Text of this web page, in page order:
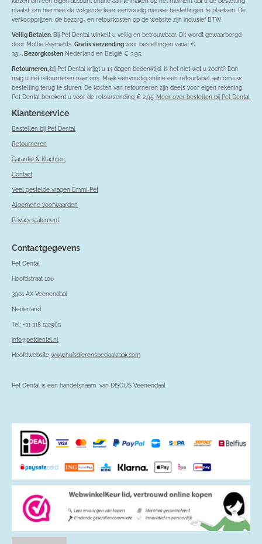
plaatst, om hiermee de volgende keer eenvoudig nieuwe bestellingen te plaatsen. De
verkoopprijzen, de bezorg- en retourkosten op de website zijn inclusief BTW.
Veilig Betalen. Bij Pet Dental winkelt u veilig en betrouwbaar. Dit wordt gewaarborgd
door Mollie Payments. Gratis verzendingvoor bestellingen vanaf €
39,-. Bezorgkosten Nederland en België € 3,95.
Retourneren, bij Pet Dental krijgt u 14 dagen bedenktijd. Is het niet wat u zocht? Dan
mag u het retourneren naar ons. Maak eenvoudig online een retourlabel aan om uw
bestelling terug te sturen. De kosten van retourneren zijn deels voor eigen rekening,
Pet Dental berekent u voor de retourzending € 2,95. Meer over bestellen bij Pet Dental
Klantenservice
Bestellen bij Pet Dental
Retourneren
Garantie & Klachten
Contact
Veel gestelde vragen Emmi-Pet
Algemene voorwaarden
Privacy statement
Contactgegevens
Pet Dental
Hoofdstraat 106
3901 AX Veenendaal
Nederland
Tel: +31 318 512965
info@petdental.nl
Hoofdwebsite www.huisdierenspeciaalzaak.com
Pet Dental is een handelsnaam van DISCUS Veenendaal